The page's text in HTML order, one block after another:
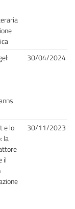
30/04/2024
e lo
la
il
30/11/2023